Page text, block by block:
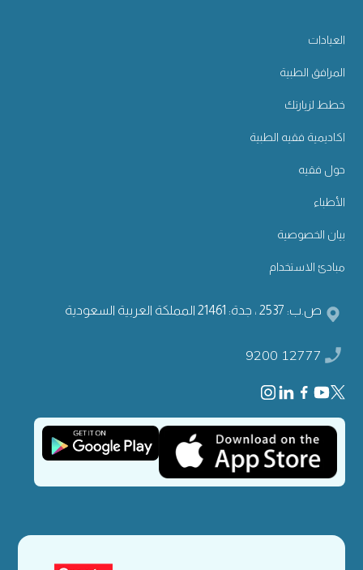
العيادات
المرافق الطبية
خطط لزيارتك
اكاديمية فقيه الطبية
حول فقيه
الأطباء
بيان الخصوصية
مبادئ الاستخدام
ص.ب: 2537 ، جدة: 21461 المملكة العربية السعودية
9200 12777